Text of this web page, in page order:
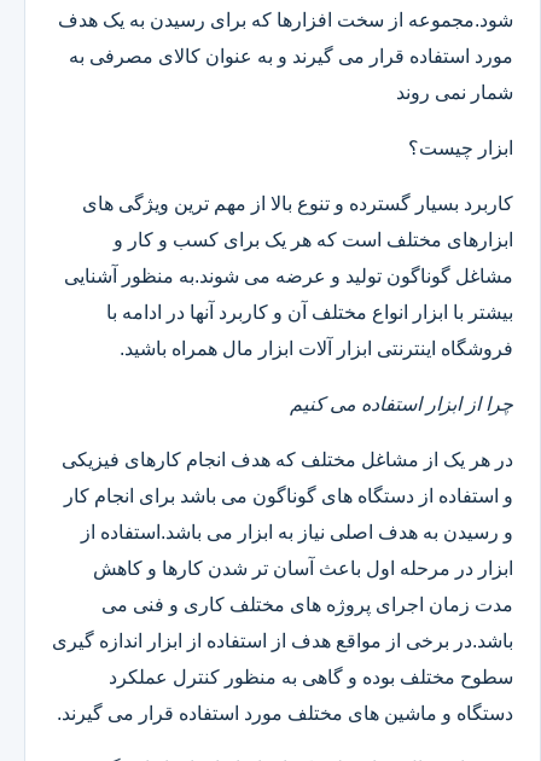
شود.مجموعه از سخت افزارها که برای رسیدن به یک هدف
مورد استفاده قرار می گیرند و به عنوان کالای مصرفی به
شمار نمی روند
ابزار چیست؟
کاربرد بسیار گسترده و تنوع بالا از مهم ترین ویژگی های
ابزارهای مختلف است که هر یک برای کسب و کار و
مشاغل گوناگون تولید و عرضه می شوند.به منظور آشنایی
بیشتر با ابزار انواع مختلف آن و کاربرد آنها در ادامه با
فروشگاه اینترنتی ابزار آلات ابزار مال همراه باشید.
چرا از ابزار استفاده می کنیم
در هر یک از مشاغل مختلف که هدف انجام کارهای فیزیکی
و استفاده از دستگاه های گوناگون می باشد برای انجام کار
و رسیدن به هدف اصلی نیاز به ابزار می باشد.استفاده از
ابزار در مرحله اول باعث آسان تر شدن کارها و کاهش
مدت زمان اجرای پروژه های مختلف کاری و فنی می
باشد.در برخی از مواقع هدف از استفاده از ابزار اندازه گیری
سطوح مختلف بوده و گاهی به منظور کنترل عملکرد
دستگاه و ماشین های مختلف مورد استفاده قرار می گیرند.